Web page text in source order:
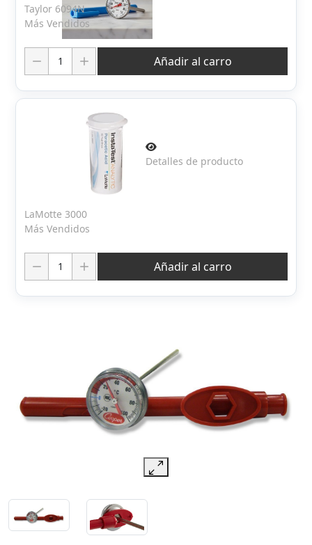
Taylor 6094N
Más Vendidos
Añadir al carro
Detalles de producto
LaMotte 3000
Más Vendidos
Añadir al carro